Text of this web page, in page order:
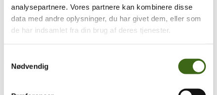
analysepartnere. Vores partnere kan kombinere disse
data med andre oplysninger, du har givet dem, eller som
de har indsamlet fra din brug af deres tjenester.
Nødvendig
FADB har arbejdet på højtryk med ny film om skud til det store
hjortevildt med bue, efter at have modtaget...
Der indkaldes hermed jf. vedtægternes § 5 til generalforsamling i